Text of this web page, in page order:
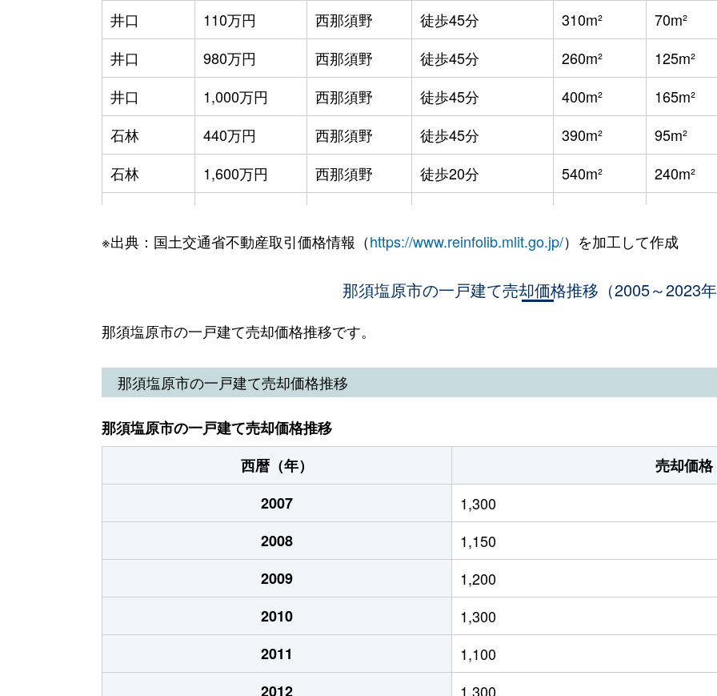
井口
110万円 西那須野 徒歩45分 310m² 70m²
井口
980万円 西那須野 徒歩45分 260m² 125m²
井口
1,000万円 西那須野 徒歩45分 400m² 165m²
石林
440万円 西那須野 徒歩45分 390m² 95m²
石林
1,600万円 西那須野 徒歩20分 540m² 240m²
一区町
1,400万円 野崎(栃木) 徒歩45分 200m² 110m²
野崎(栃木) 徒歩20分 165m² 80m²
扇町
1,000万円 西那須野
大原間西
3,200万円 那須塩原 徒歩9分 260m² 115m²
折戸
100万円 那須塩原 徒歩2時間 165m² 105m²
上厚崎
650万円 黒磯 徒歩45分 270m² 100m²
上厚崎
800万円 黒磯 徒歩45分 210m² 140m²
上厚崎
1,500万円 黒磯 徒歩45分 250m² 85m²
上厚崎
120万円 黒磯 徒歩45分 330m² 75m²
上厚崎
1,900万円 黒磯 徒歩45分 220m² 100m²
上厚崎
3,400万円 黒磯 徒歩45分 230m² 90m²
上厚崎
100万円 那須塩原 徒歩45分 270m² 100m²
※出典：国土交通省不動産取引価格情報（https://www.reinfolib.mlit.go.jp/）を加工して作成
那須塩原市の一戸建て売却価格推移（2005～2023年
那須塩原市の一戸建て売却価格推移です。
那須塩原市の一戸建て売却価格推移
那須塩原市の一戸建て売却価格推移
西暦（年）
売却価格
2007
1,300
2008
1,150
2009
1,200
2010
1,300
2011
1,100
2012
1,300